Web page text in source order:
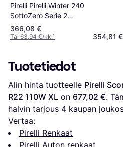
Pirelli Pirelli Winter 240
SottoZero Serie 2
285/40 R19 103V N0
366,08 €
Tai 63,94 €/kk.¹ 354,81 €
Tuotetiedot
Alin hinta tuotteelle Pirelli
R22 110W XL on 677,02 €.
halvin tarjous 4 kaupan
Vertaa:
Pirelli Renkaat
Pirelli Auton renkaat